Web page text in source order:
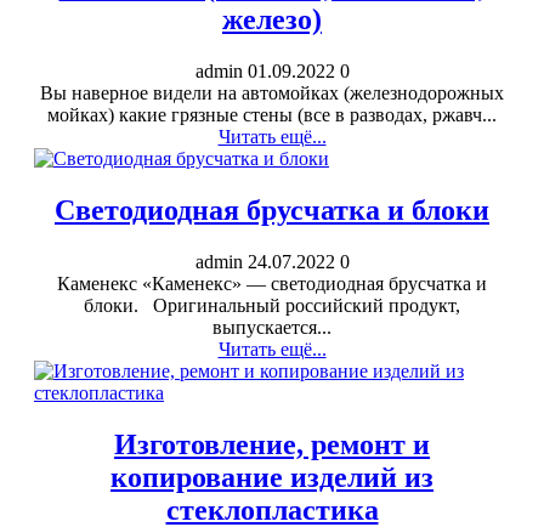
железо)
admin 01.09.2022 0
Вы наверное видели на автомойках (железнодорожных
мойках) какие грязные стены (все в разводах, ржавч...
Читать ещё...
Светодиодная брусчатка и блоки
admin 24.07.2022 0
Каменекс «Каменекс» — светодиодная брусчатка и
блоки. Оригинальный российский продукт,
выпускается...
Читать ещё...
Изготовление, ремонт и
копирование изделий из
стеклопластика